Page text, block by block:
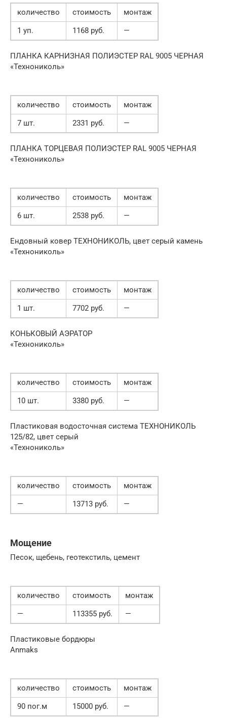
количество стоимость
монтаж
1 уп.
1168 руб. —
ПЛАНКА КАРНИЗНАЯ ПОЛИЭСТЕР RAL 9005 ЧЕРНАЯ
«Технониколь»
количество стоимость
монтаж
7 шт.
2331 руб. —
ПЛАНКА ТОРЦЕВАЯ ПОЛИЭСТЕР RAL 9005 ЧЕРНАЯ
«Технониколь»
количество стоимость
монтаж
6 шт.
2538 руб. —
Ендовный ковер ТЕХНОНИКОЛЬ, цвет серый камень
«Технониколь»
количество стоимость
монтаж
1 шт.
7702 руб. —
КОНЬКОВЫЙ АЭРАТОР
«Технониколь»
количество стоимость
монтаж
10 шт.
3380 руб. —
Пластиковая водосточная система ТЕХНОНИКОЛЬ
125/82, цвет серый
«Технониколь»
количество стоимость
монтаж
—
13713 руб. —
Мощение
Песок, щебень, геотекстиль, цемент
количество стоимость
монтаж
—
113355 руб. —
Пластиковые бордюры
Anmaks
количество стоимость
монтаж
90 пог.м
15000 руб. —